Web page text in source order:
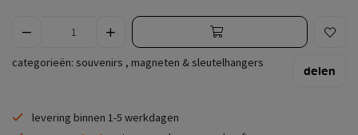
categorieën: souvenirs , magneten & sleutelhangers
delen
levering binnen 1-5 werkdagen